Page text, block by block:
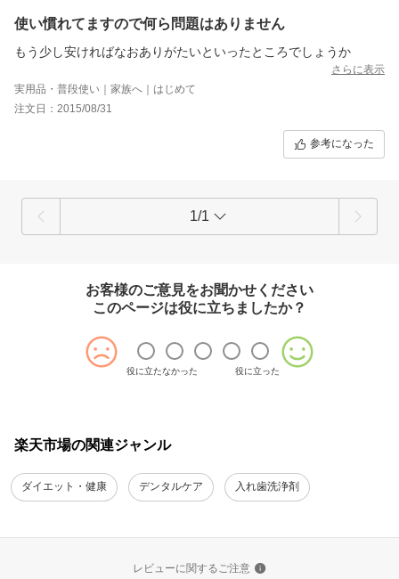
使い慣れてますので何ら問題はありません
もう少し安ければなおありがたいといったところでしょうか
さらに表示
実用品・普段使い｜家族へ｜はじめて
注文日：2015/08/31
参考になった
1/1
お客様のご意見をお聞かせください
このページは役に立ちましたか？
役に立たなかった 役に立った
楽天市場の関連ジャンル
ダイエット・健康 デンタルケア 入れ歯洗浄剤
レビューに関するご注意